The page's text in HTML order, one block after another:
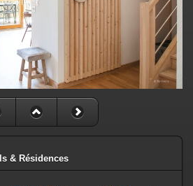
& Résidences